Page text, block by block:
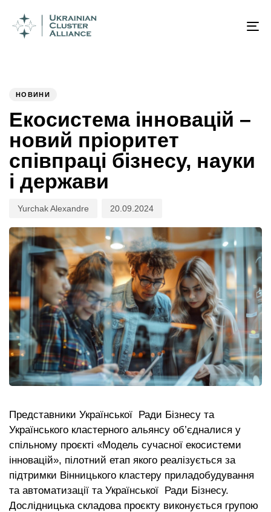
IN:
НОВИНИ
Екосистема інновацій –
новий пріоритет
співпраці бізнесу, науки
і держави
Yurchak Alexandre
on:
20.09.2024
Представники Української Ради Бізнесу та
Українського кластерного альянсу об’єдналися у
спільному проєкті «Модель сучасної екосистеми
інновацій», пілотний етап якого реалізується за
підтримки Вінницького кластеру приладобудування
та автоматизації та Української Ради Бізнесу.
Дослідницька складова проєкту виконується групою